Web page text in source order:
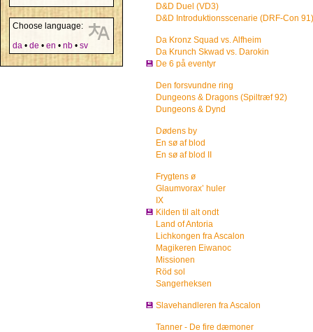
Choose language:
da • de • en • nb • sv
D&D Duel (VD3)
D&D Introduktionsscenarie (DRF-Con 91)
Da Kronz Squad vs. Alfheim
Da Krunch Skwad vs. Darokin
💾 De 6 på eventyr
Den forsvundne ring
Dungeons & Dragons (Spiltræf 92)
Dungeons & Dynd
Dødens by
En sø af blod
En sø af blod II
Frygtens ø
Glaumvorax’ huler
IX
💾 Kilden til alt ondt
Land of Antoria
Lichkongen fra Ascalon
Magikeren Eiwanoc
Missionen
Röd sol
Sangerheksen
💾 Slavehandleren fra Ascalon
Tanner - De fire dæmoner